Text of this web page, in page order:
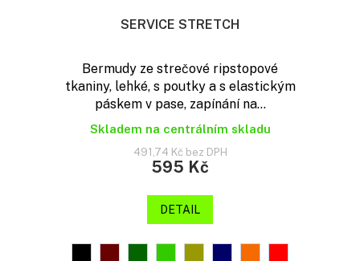
SERVICE STRETCH
Bermudy ze strečové ripstopové
tkaniny, lehké, s poutky a s elastickým
páskem v pase, zapínání na...
Skladem na centrálním skladu
491,74 Kč bez DPH
595 Kč
DETAIL